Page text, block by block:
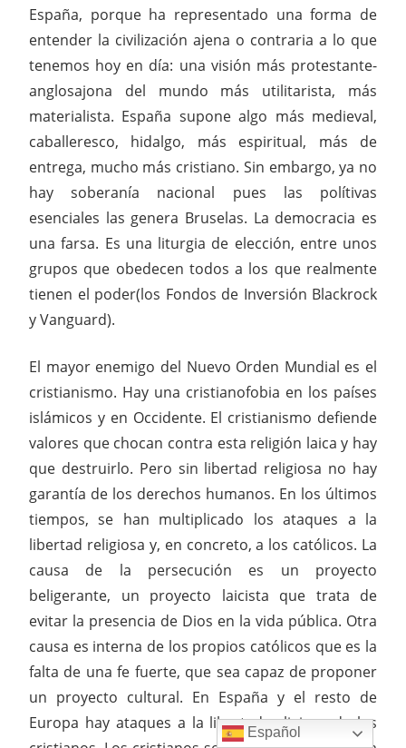
España, porque ha representado una forma de
entender la civilización ajena o contraria a lo que
tenemos hoy en día: una visión más protestante-
anglosajona del mundo más utilitarista, más
materialista. España supone algo más medieval,
caballeresco, hidalgo, más espiritual, más de
entrega, mucho más cristiano. Sin embargo, ya no
hay soberanía nacional pues las polítivas
esenciales las genera Bruselas. La democracia es
una farsa. Es una liturgia de elección, entre unos
grupos que obedecen todos a los que realmente
tienen el poder(los Fondos de Inversión Blackrock
y Vanguard).
El mayor enemigo del Nuevo Orden Mundial es el
cristianismo. Hay una cristianofobia en los países
islámicos y en Occidente. El cristianismo defiende
valores que chocan contra esta religión laica y hay
que destruirlo. Pero sin libertad religiosa no hay
garantía de los derechos humanos. En los últimos
tiempos, se han multiplicado los ataques a la
libertad religiosa y, en concreto, a los católicos. La
causa de la persecución es un proyecto
beligerante, un proyecto laicista que trata de
evitar la presencia de Dios en la vida pública. Otra
causa es interna de los propios católicos que es la
falta de una fe fuerte, que sea capaz de proponer
un proyecto cultural. En España y el resto de
Europa hay ataques a la libertad religiosa de los
Español